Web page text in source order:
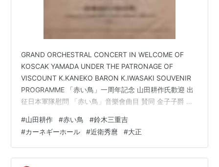
GRAND ORCHESTRAL CONCERT IN WELCOME OF
KOSCAK YAMADA UNDER THE PATRONAGE OF
VISCOUNT K.KANEKO BARON K.IWASAKI SOUVENIR
PROGRAMME 「赤い鳥」一周年記念 山田耕作氏歡迎 出
征日本軍隊慰問 「赤い鳥」音樂會曲目 賛同 金子子爵 岩
AFTERNOON,JUNE TWENTY SECOND 1919 演奏曲目
合唱（挨拶の代りに） 少女廿名 伴奏 佐藤節子 （い）か
なりや（西條八十） ‥‥ 成田爲三 （ろ）あわて床屋（北
原…
#山田耕作 #赤い鳥 #鈴木三重吉
#カーネギーホール #近衛秀麿 #大正